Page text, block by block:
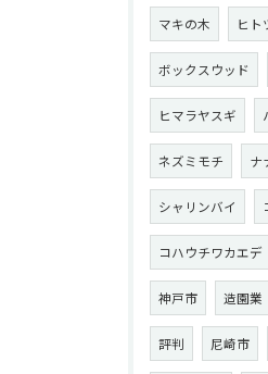
マキの木 ヒト
ボックスウッド
ヒマラヤスギ
ネズミモチ ナ
シャリンバイ
コハウチワカエデ
神戸市 造園業
評判 尼崎市